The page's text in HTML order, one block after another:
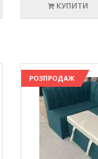
КУПИТИ
РОЗПРОДАЖ